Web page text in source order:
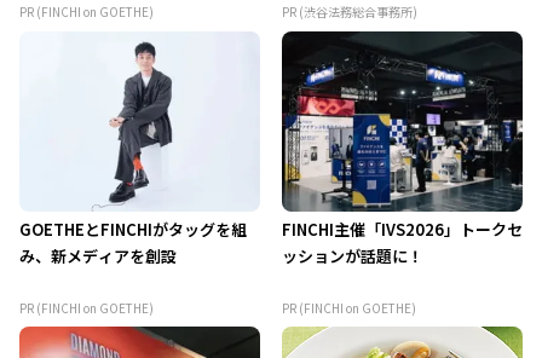
PR (FINCHI on GOETHE) PR (渋谷法務総合事務所)
GOETHEとFINCHIがタッグを組
み、新メディアを創設
PR (FINCHI on GOETHE)
FINCHI主催「IVS2026」トークセ
ッションが話題に！
PR (FINCHI on GOETHE)